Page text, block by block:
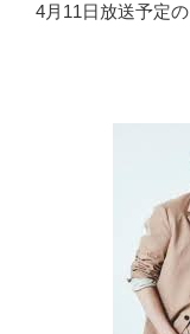
4月11日放送予定の